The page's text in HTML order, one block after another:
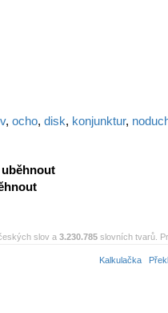
, ocho, disk, konjunktur,
uběhnout
slov a 3.230.785 slovních tvarů.
Kalkulačka